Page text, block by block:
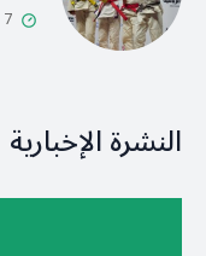
7 أغسطس، 2026
النشرة الإخبارية